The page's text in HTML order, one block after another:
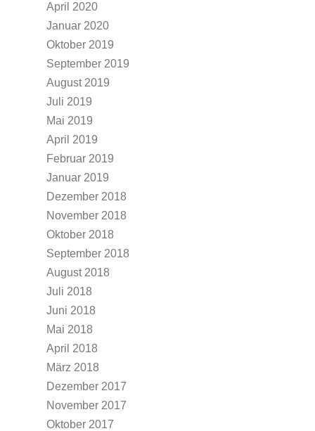
April 2020
Januar 2020
Oktober 2019
September 2019
August 2019
Juli 2019
Mai 2019
April 2019
Februar 2019
Januar 2019
Dezember 2018
November 2018
Oktober 2018
September 2018
August 2018
Juli 2018
Juni 2018
Mai 2018
April 2018
März 2018
Dezember 2017
November 2017
Oktober 2017